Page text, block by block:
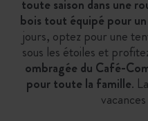
toute saison dans une
bois tout équipé pour
jours, optez pour une
sous les étoiles et
ombragée du Café-
pour toute la famille.